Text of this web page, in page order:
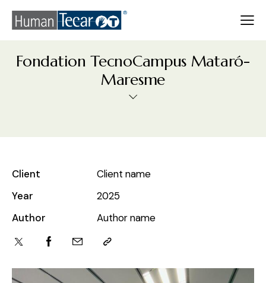
Fondation TecnoCampus Mataró-
Maresme
Client
Client name
Year
2025
Author
Author name